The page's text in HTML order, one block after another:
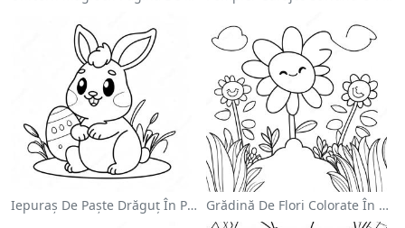
Iepuraș De Paște Drăguț În Pagină De Colorat Grădină De Flori Colorate În Pagină De Colorat